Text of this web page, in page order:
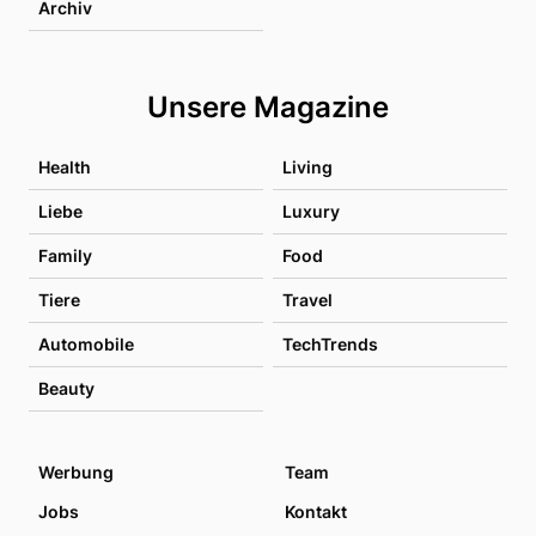
Archiv
Unsere Magazine
Health Living
Liebe Luxury
Family Food
Tiere Travel
Automobile TechTrends
Beauty
Werbung
Team
Jobs
Kontakt